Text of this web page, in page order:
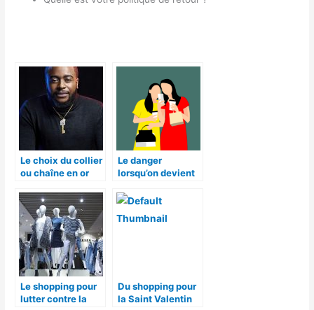
Le choix du collier
ou chaîne en or
chez les hommes
Le danger
lorsqu’on devient
Le shopping pour
lutter contre la
Du shopping pour
la Saint Valentin